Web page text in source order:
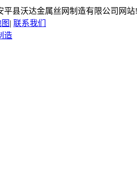
平县沃达金属丝网制造有限公司网站!
| 联系我们